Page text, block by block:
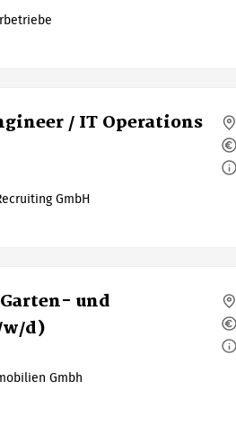
/ IT Operations
GmbH
und
w/d)
Gmbh